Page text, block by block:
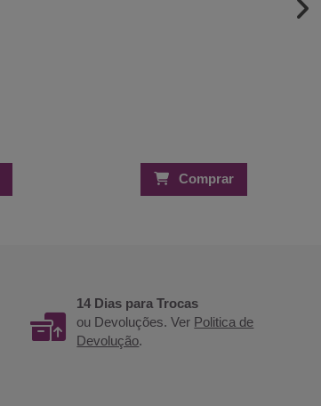
Comprar
14 Dias para Trocas
ou Devoluções. Ver Politica de
Devolução.